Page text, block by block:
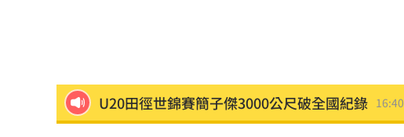
U20田徑世錦賽簡子傑3000公尺破全國紀錄 16:40